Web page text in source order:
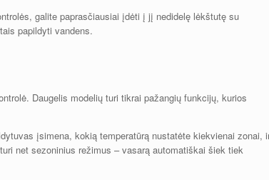
galite paprasčiausiai įdėti į jį nedidelę lėkštutę su
papildyti vandens.
Daugelis modelių turi tikrai pažangių funkcijų, kurios
įsimena, kokią temperatūrą nustatėte kiekvienai zonai,
net sezoninius režimus – vasarą automatiškai šiek tiek